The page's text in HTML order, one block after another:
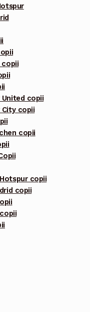
copii
copii
copii
copii
copii
copii